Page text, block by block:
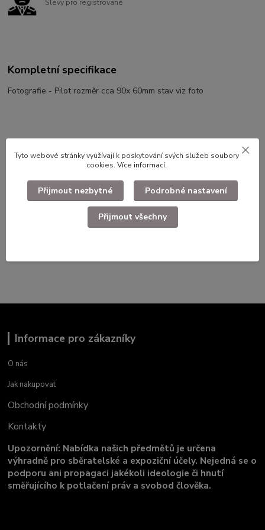
Slevy pro registrované
Kompletní specifikace
Fotografie - Pilot rozměr cca 90x 60mm stav viz foto
Zboží zařazeno v kategoriích
Informace pro zákazníky
O nás
Jak nakupovat
Obchodní podmínky
Kontakty
Upozornění: Nabídka našich předmětů je určena
výhradně pro sběratelské a expoziční účely. Nejedná se o
podporu ani propagaci jakékoli ideologie či hnutí
směřujícího k potlačení práv a svobod člověka.
Tyto webové stránky využívají k poskytování svých služeb soubory
cookies. Více informací.
Přijmout nezbytné Podrobné nastavení
Přijmout všechny